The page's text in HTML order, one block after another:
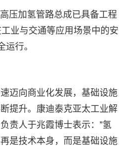
压加氢管路总成已具备工程
业与交通等应用场景中的安
运行。
迈向商业化发展，基础设施
提升。康迪泰克亚太工业解
责人于兆霞博士表示："氢
是技术本身，而是基础设施